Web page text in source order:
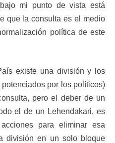
mi punto de vista está
que la consulta es el medio
política de este
existe una división y los
por los políticos)
pero el deber de un
el de un Lehendakari, es
para eliminar esa
división en un solo bloque